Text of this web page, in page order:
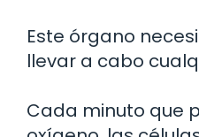
Este órgano
llevar a cabo
Cada minuto que